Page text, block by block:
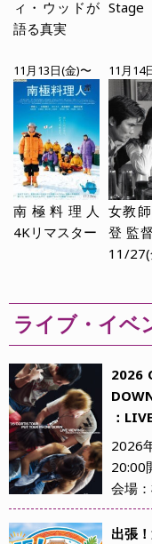
ィ・ウッドが
語る真実
Stage
11月13日(金)〜
南極料理人
4Kリマスター
11月14
女教
登 監
11/
ライブ・イベ
2026
：
2026
20:00
会場
出張